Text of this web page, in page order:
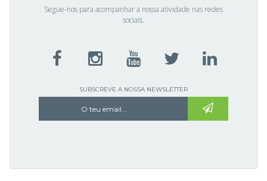
Segue-nos para acompanhar a nossa atividade nas redes
sociais.
SUBSCREVE A NOSSA NEWSLETTER